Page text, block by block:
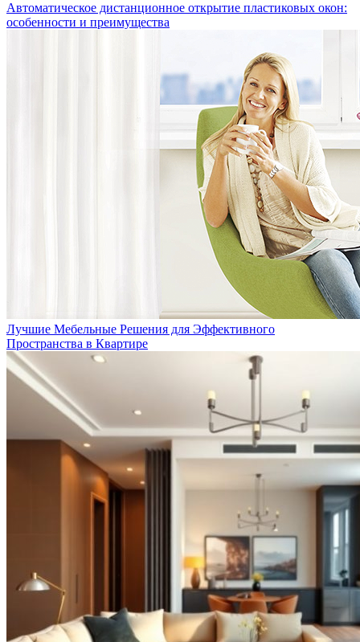
Автоматическое дистанционное открытие пластиковых окон:
особенности и преимущества
Лучшие Мебельные Решения для Эффективного
Пространства в Квартире